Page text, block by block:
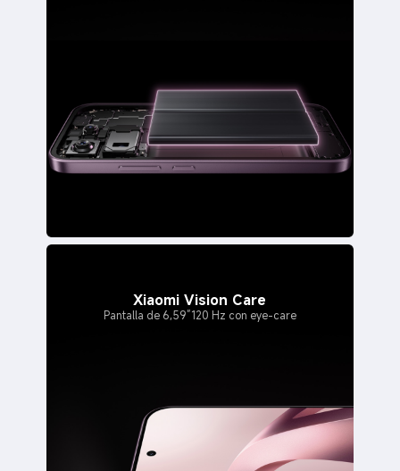
Xiaomi Vision Care
Pantalla de 6,59”120 Hz con eye-care